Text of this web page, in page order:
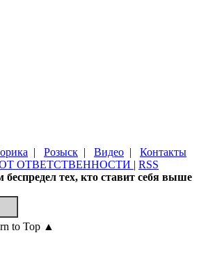
| Розыск | Видео | Контакты
ОТВЕТСТВЕННОСТИ | RSS
тех, кто ставит себя выше
to Top ▲